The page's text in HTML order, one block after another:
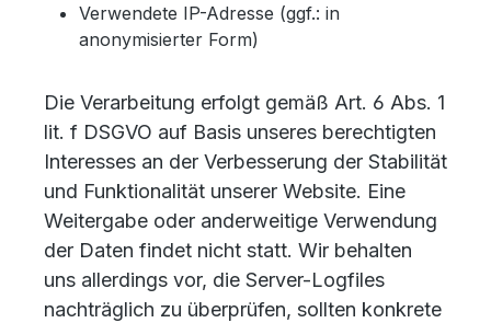
Verwendete IP-Adresse (ggf.: in
anonymisierter Form)
Die Verarbeitung erfolgt gemäß Art. 6 Abs. 1
lit. f DSGVO auf Basis unseres berechtigten
Interesses an der Verbesserung der Stabilität
und Funktionalität unserer Website. Eine
Weitergabe oder anderweitige Verwendung
der Daten findet nicht statt. Wir behalten
uns allerdings vor, die Server-Logfiles
nachträglich zu überprüfen, sollten konkrete